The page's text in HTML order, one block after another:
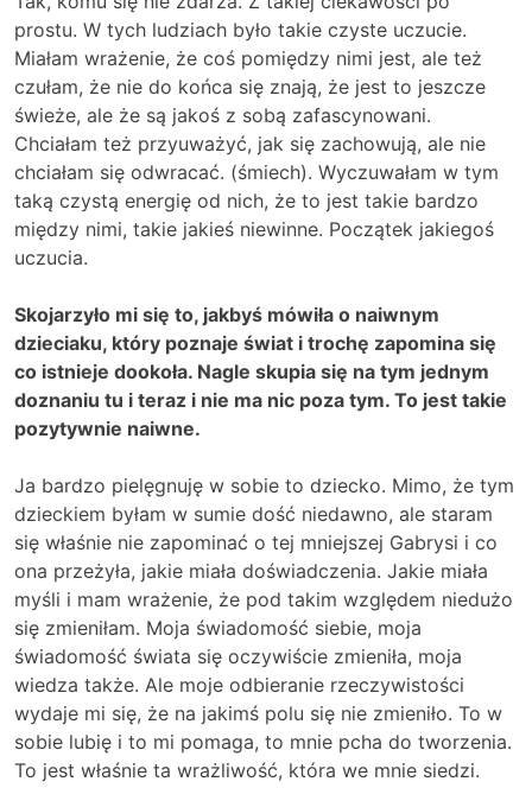
prostu. W tych ludziach było takie czyste uczucie.
Miałam wrażenie, że coś pomiędzy nimi jest, ale też
czułam, że nie do końca się znają, że jest to jeszcze
świeże, ale że są jakoś z sobą zafascynowani.
Chciałam też przyuważyć, jak się zachowują, ale nie
chciałam się odwracać. (śmiech). Wyczuwałam w tym
taką czystą energię od nich, że to jest takie bardzo
między nimi, takie jakieś niewinne. Początek jakiegoś
uczucia.
Skojarzyło mi się to, jakbyś mówiła o naiwnym
dzieciaku, który poznaje świat i trochę zapomina się
co istnieje dookoła. Nagle skupia się na tym jednym
doznaniu tu i teraz i nie ma nic poza tym. To jest takie
pozytywnie naiwne.
Ja bardzo pielęgnuję w sobie to dziecko. Mimo, że tym
dzieckiem byłam w sumie dość niedawno, ale staram
się właśnie nie zapominać o tej mniejszej Gabrysi i co
ona przeżyła, jakie miała doświadczenia. Jakie miała
myśli i mam wrażenie, że pod takim względem niedużo
się zmieniłam. Moja świadomość siebie, moja
świadomość świata się oczywiście zmieniła, moja
wiedza także. Ale moje odbieranie rzeczywistości
wydaje mi się, że na jakimś polu się nie zmieniło. To w
sobie lubię i to mi pomaga, to mnie pcha do tworzenia.
To jest właśnie ta wrażliwość, która we mnie siedzi.